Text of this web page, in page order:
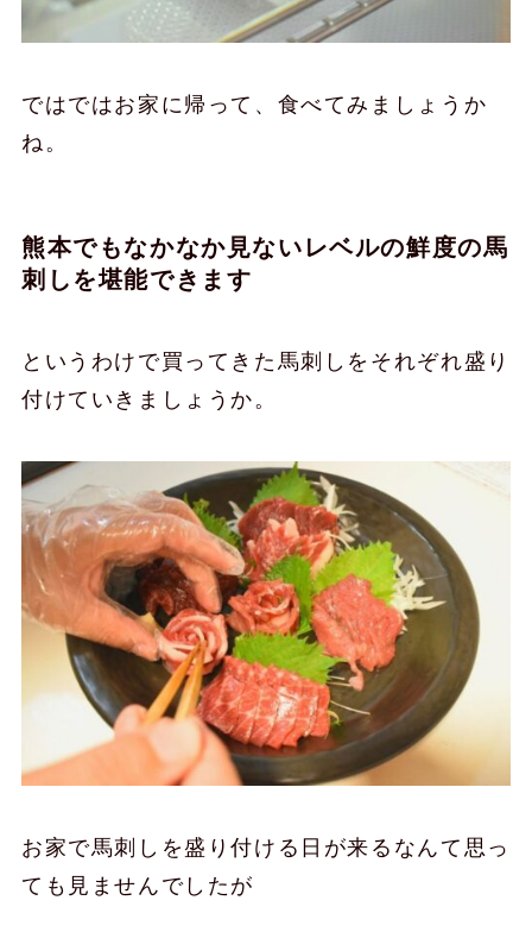
ではではお家に帰って、食べてみましょうか
ね。
熊本でもなかなか見ないレベルの鮮度の馬
刺しを堪能できます
というわけで買ってきた馬刺しをそれぞれ盛り
付けていきましょうか。
お家で馬刺しを盛り付ける日が来るなんて思っ
ても見ませんでしたが